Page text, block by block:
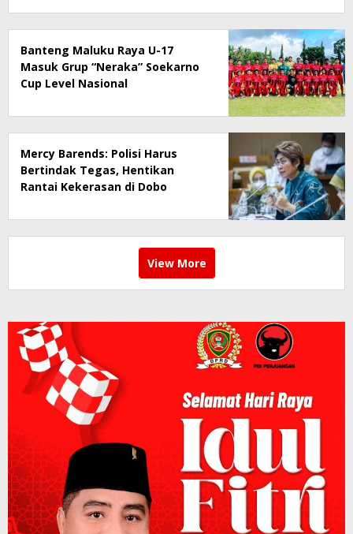
Banteng Maluku Raya U-17
Masuk Grup “Neraka” Soekarno
Cup Level Nasional
Mercy Barends: Polisi Harus
Bertindak Tegas, Hentikan
Rantai Kekerasan di Dobo
View More